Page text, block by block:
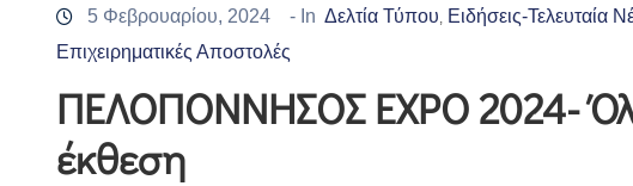
5 Φεβρουαρίου, 2024 - In Δελτία Τύπου Ειδήσεις-Τελευταία
Επιχειρηματικές Αποστολές
ΠΕΛΟΠΟΝΝΗΣΟΣ EXPO 2024-
έκθεση